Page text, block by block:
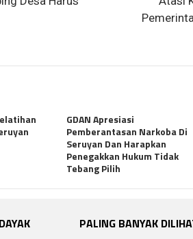
GDAN Apresiasi
Pemberantasan Narkoba Di
Seruyan Dan Harapkan
Penegakkan Hukum Tidak
Tebang Pilih
PALING BANYAK